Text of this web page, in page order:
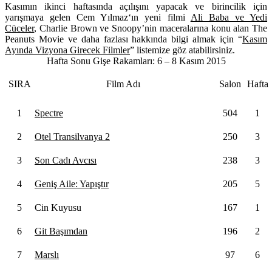
Kasımın ikinci haftasında açılışını yapacak ve birincilik için
yarışmaya gelenCem Yılmaz‘ın yeni filmi Ali Baba ve Yedi
Cüceler, Charlie Brownve Snoopy’nin maceralarına konu alan The
Peanuts Movieve daha fazlası hakkında bilgi almak için “Kasım
Ayında Vizyona Girecek Filmler” listemize göz atabilirsiniz.
Hafta Sonu Gişe Rakamları: 6 – 8 Kasım 2015
SIRA Film Adı Salon Hafta
1 Spectre 504 1
2 Otel Transilvanya 2 250 3
3 Son Cadı Avcısı 238 3
4 Geniş Aile: Yapıştır 205 5
5 Cin Kuyusu 167 1
6 Git Başımdan 196 2
7 Marslı 97 6